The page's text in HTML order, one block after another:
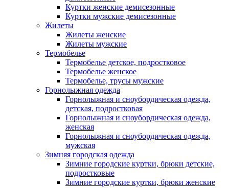
Куртки женские демисезонные
Куртки мужские демисезонные
Жилеты
Жилеты женские
Жилеты мужские
Термобелье
Термобелье детское, подростковое
Термобелье женское
Термобелье, трусы мужские
Горнолыжная одежда
Горнолыжная и сноубордическая одежда,
детская, подростковая
Горнолыжная и сноубордическая одежда,
женская
Горнолыжная и сноубордическая одежда,
мужская
Зимняя городская одежда
Зимние городские куртки, брюки детские,
подростковые
Зимние городские куртки, брюки женские